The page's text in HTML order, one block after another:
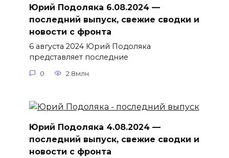
Юрий Подоляка 6.08.2024 —
последний выпуск, свежие сводки и
новости с фронта
6 августа 2024 Юрий Подоляка
представляет последние
0 2.8млн.
Юрий Подоляка 4.08.2024 —
последний выпуск, свежие сводки и
новости с фронта